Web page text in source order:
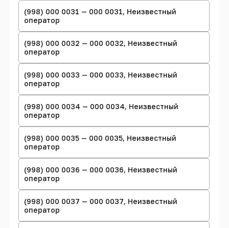
(998) 000 0031 — 000 0031, Неизвестный
оператор
(998) 000 0032 — 000 0032, Неизвестный
оператор
(998) 000 0033 — 000 0033, Неизвестный
оператор
(998) 000 0034 — 000 0034, Неизвестный
оператор
(998) 000 0035 — 000 0035, Неизвестный
оператор
(998) 000 0036 — 000 0036, Неизвестный
оператор
(998) 000 0037 — 000 0037, Неизвестный
оператор